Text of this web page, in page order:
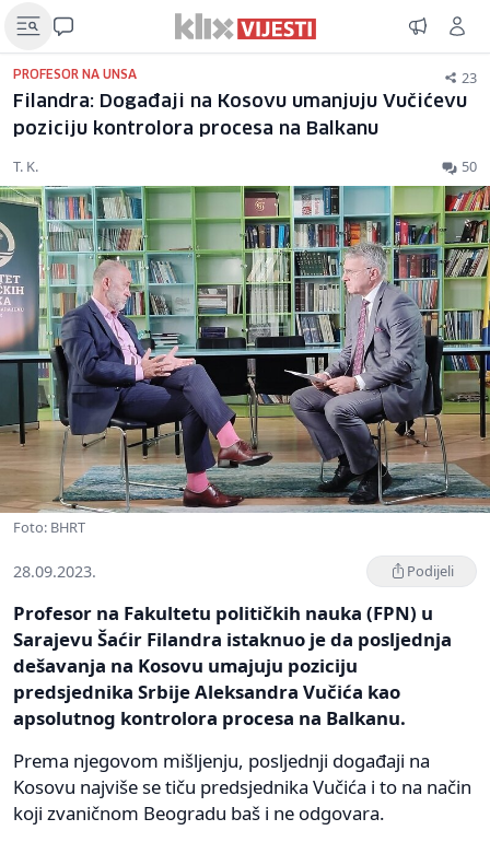
PROFESOR NA UNSA 23
Filandra: Događaji na Kosovu umanjuju Vučićevu
poziciju kontrolora procesa na Balkanu
T. K. 50
Foto: BHRT
28.09.2023. Podijeli
Profesor na Fakultetu političkih nauka (FPN) u
Sarajevu Šaćir Filandra istaknuo je da posljednja
dešavanja na Kosovu umajuju poziciju
predsjednika Srbije Aleksandra Vučića kao
apsolutnog kontrolora procesa na Balkanu.
Prema njegovom mišljenju, posljednji događaji na
Kosovu najviše se tiču predsjednika Vučića i to na način
koji zvaničnom Beogradu baš i ne odgovara.